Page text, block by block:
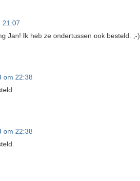
21:07
Jan! Ik heb ze ondertussen ook besteld. ;-)
om 22:38
om 22:38